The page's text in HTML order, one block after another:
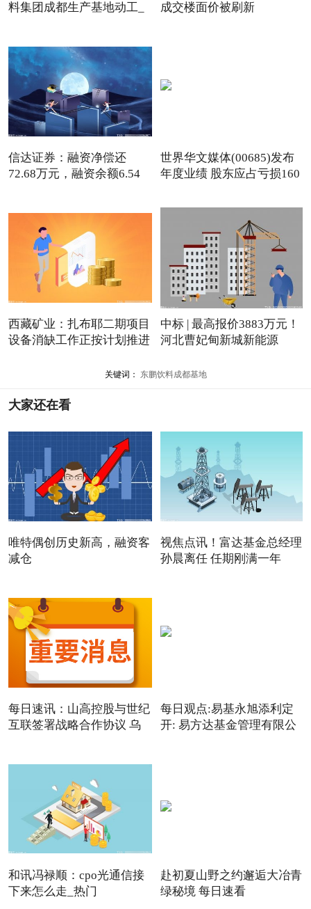
料集团成都生产基地动工_
成交楼面价被刷新
信达证券：融资净偿还
72.68万元，融资余额6.54
世界华文媒体(00685)发布
年度业绩 股东应占亏损160
西藏矿业：扎布耶二期项目
设备消缺工作正按计划推进
中标 | 最高报价3883万元！
河北曹妃甸新城新能源
关键词： 东鹏饮料成都基地
大家还在看
唯特偶创历史新高，融资客
减仓
视焦点讯！富达基金总经理
孙晨离任 任期刚满一年
每日速讯：山高控股与世纪
互联签署战略合作协议 乌
每日观点:易基永旭添利定
开: 易方达基金管理有限公
和讯冯禄顺：cpo光通信接
下来怎么走_热门
赴初夏山野之约邂逅大冶青
绿秘境 每日速看